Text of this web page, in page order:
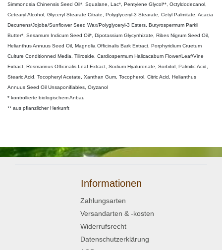
Simmondsia Chinensis Seed Oil*, Squalane, Lac*, Pentylene Glycol**, Octyldodecanol,
Cetearyl Alcohol, Glyceryl Stearate Citrate, Polyglyceryl-3 Stearate, Cetyl Palmitate, Acacia
Decurrens/Jojoba/Sunflower Seed Wax/Polyglyceryl-3 Esters, Butyrospermum Parkii
Butter*, Sesamum Indicum Seed Oil*, Dipotassium Glycyrrhizate, Ribes Nigrum Seed Oil,
Helianthus Annuus Seed Oil, Magnolia Officinalis Bark Extract, Porphyridium Cruetum
Culture Conditionned Media, Tiliroside, Cardiospermum Halicacabum Flower/Leaf/Vine
Extract, Rosmarinus Officinalis Leaf Extract, Sodium Hyaluronate, Sorbitol, Palmitic Acid,
Stearic Acid, Tocopheryl Acetate, Xanthan Gum, Tocopherol, Citric Acid, Helianthus
Annuus Seed Oil Unsaponifiables, Oryzanol
* kontrollierte biologischem Anbau
** aus pflanzlicher Herkunft
Informationen
Zahlungsarten
Versandarten & -kosten
Widerrufsrecht
Datenschutzerklärung